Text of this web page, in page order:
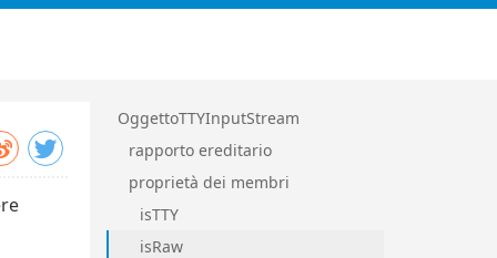
OggettoTTYInputStream
rapporto ereditario
proprietà dei membri
isTTY
isRaw